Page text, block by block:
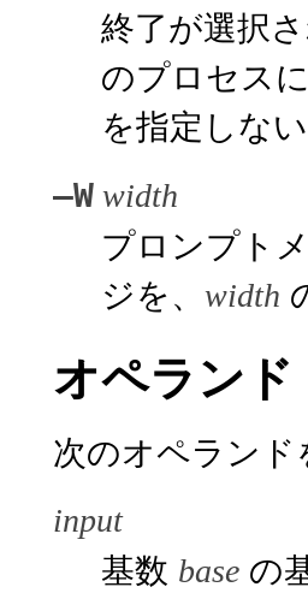
終了が選択さ
のプロセス
を指定しない
–W width
プロンプト
ジを、
width
オペランド
次のオペラン
input
基数 base の